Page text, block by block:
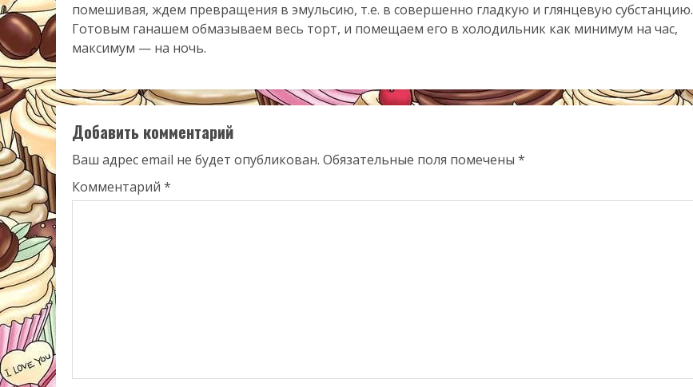
помешивая, ждем превращения в эмульсию, т.е. в совершенно гладкую и глянцевую субстанцию.
Готовым ганашем обмазываем весь торт, и помещаем его в холодильник как минимум на час,
максимум — на ночь.
Добавить комментарий
Ваш адрес email не будет опубликован. Обязательные поля помечены *
Комментарий *